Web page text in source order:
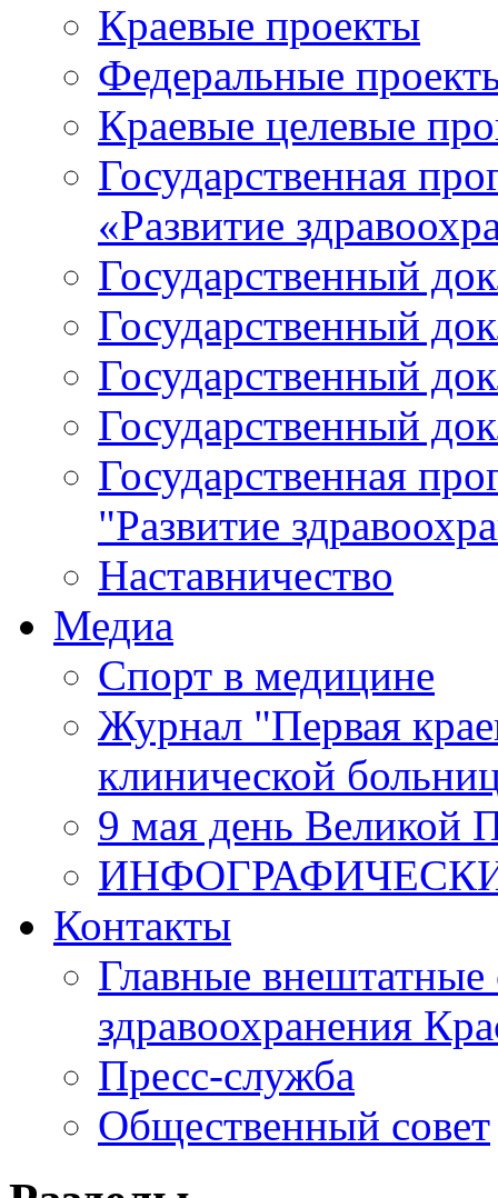
Краевые проекты
Федеральные
Краевые целевые
Государственная
«Развитие
Государственный
Государственный
Государственный
Государственный
Государственная
"Развитие
Наставничество
Медиа
Спорт в медицине
Журнал "Первая
клинической
9 мая день Великой
Контакты
Главные внештатные
здравоохранения
Пресс-служба
Общественный совет